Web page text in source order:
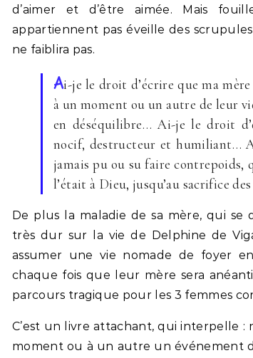
d’aimer et d’être aimée. Mais
appartiennent pas éveille des
ne faiblira pas.
Ai-je le droit d’écrire que ma
à un moment ou un autre de leur
en déséquilibre… Ai-je le droit
nocif, destructeur et humiliant…
jamais pu ou su faire contrepoids,
l’était à Dieu, jusqu’au sacrifice
De plus la maladie de sa mère, qui se
très dur sur la vie de Delphine de
assumer une vie nomade de foyer
chaque fois que leur mère sera
parcours tragique pour les 3 femmes
C’est un livre attachant, qui interpelle
moment ou à un autre un événement